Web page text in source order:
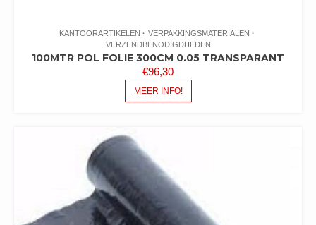
KANTOORARTIKELEN
VERPAKKINGSMATERIALEN
VERZENDBENODIGDHEDEN
100MTR POL FOLIE 300CM 0.05 TRANSPARANT
€96,30
MEER INFO!